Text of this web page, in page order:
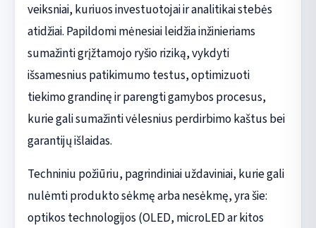
veiksniai, kuriuos investuotojai ir analitikai stebės
atidžiai. Papildomi mėnesiai leidžia inžinieriams
sumažinti grįžtamojo ryšio riziką, vykdyti
išsamesnius patikimumo testus, optimizuoti
tiekimo grandinę ir parengti gamybos procesus,
kurie gali sumažinti vėlesnius perdirbimo kaštus bei
garantijų išlaidas.
Techniniu požiūriu, pagrindiniai uždaviniai, kurie gali
nulėmti produkto sėkmę arba nesėkmę, yra šie:
optikos technologijos (OLED, microLED ar kitos